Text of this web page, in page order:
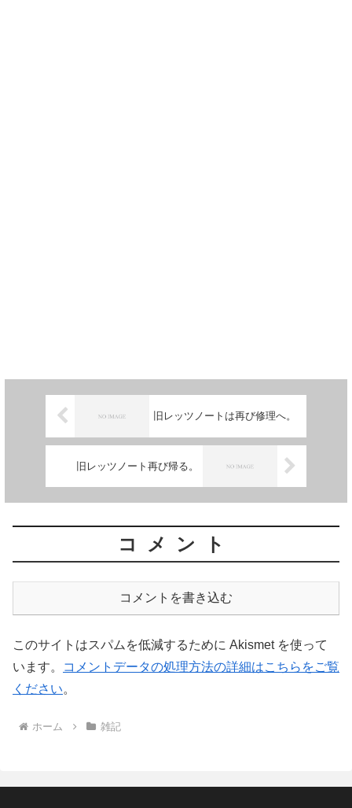
旧レッツノートは再び修理へ。
旧レッツノート再び帰る。
コメント
コメントを書き込む
このサイトはスパムを低減するために Akismet を使って
います。
コメントデータの処理方法の詳細はこちらをご覧
ください。
ホーム 雑記